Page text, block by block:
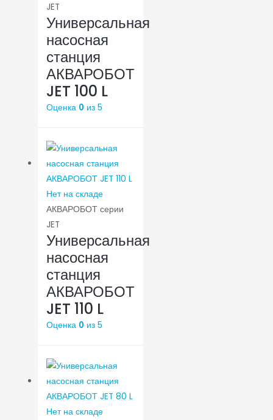
JET
Универсальная
насосная
станция
АКВАРОБОТ
JET 100 L
Оценка 0 из 5
Нет на складе
АКВАРОБОТ серии
JET
Универсальная
насосная
станция
АКВАРОБОТ
JET 110 L
Оценка 0 из 5
Нет на складе